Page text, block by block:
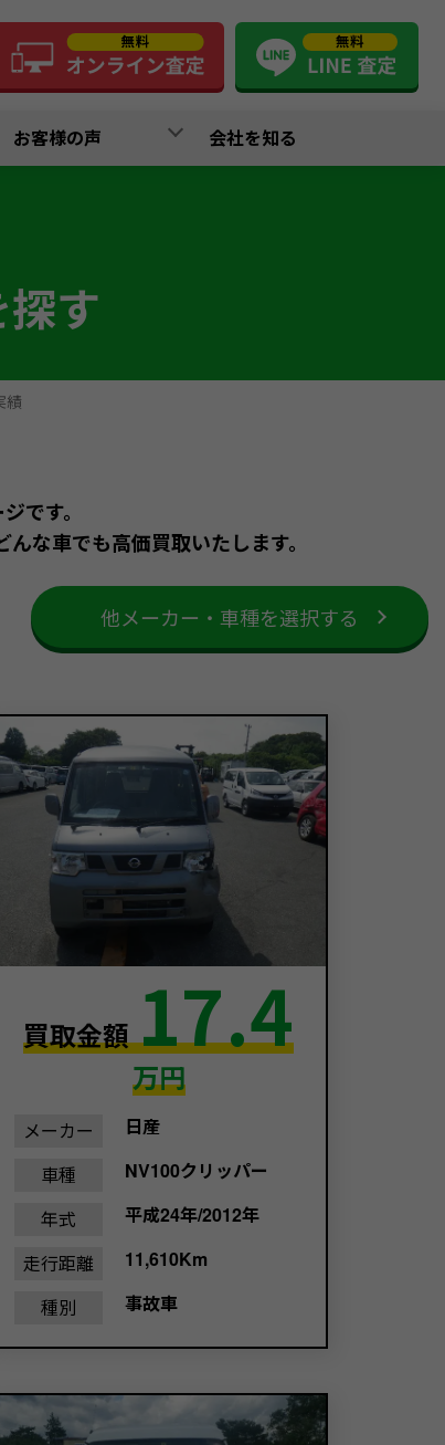
お客様の声 会社を知る
す
績
です。
な車でも高価買取いたします。
他メーカー・車種を選択する
買取金額17.4
万円
メーカー
日産
車種
NV100クリッパー
年式
平成24年/2012年
走行距離
11,610Km
種別
事故車